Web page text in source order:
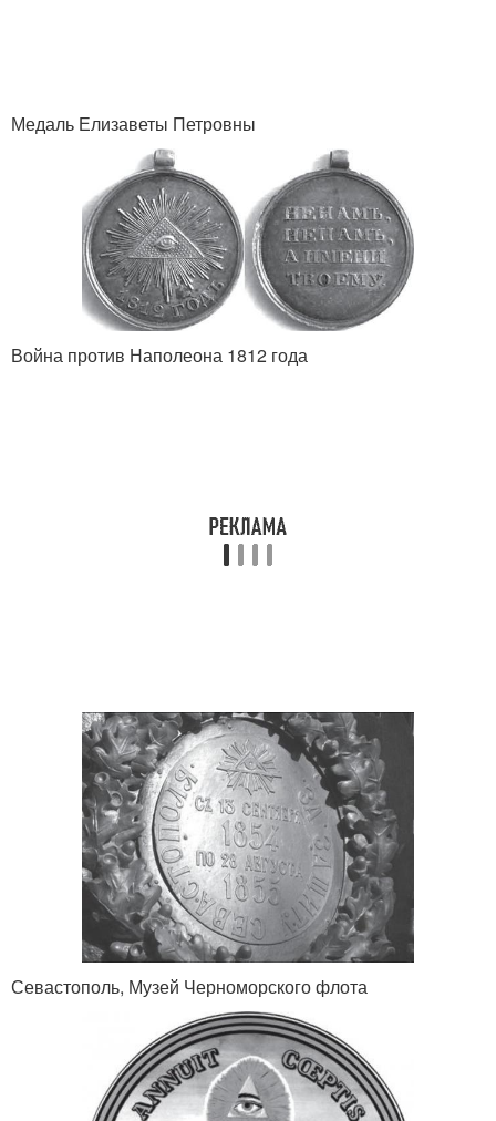
Медаль Елизаветы Петровны
Война против Наполеона 1812 года
Севастополь, Музей Черноморского флота